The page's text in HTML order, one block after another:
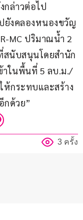
กล่าวต่อไป
ยังคลองหนองขวัญ
MC ปริมาณน้ำ 2
สนับสนุนโดยสำนัก
าในพื้นที่ 5 ลบ.ม./
ห้กระทบและสร้าง
กด้วย”
3 ครั้ง